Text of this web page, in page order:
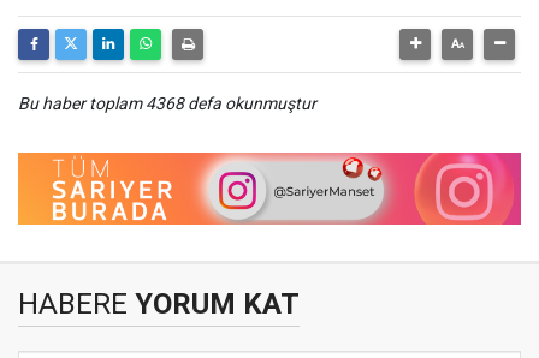
Bu haber toplam 4368 defa okunmuştur
HABERE YORUM KAT